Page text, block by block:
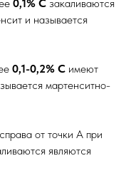
0,1% С закаливаются
и называется
0,1-0,2% С имеют
мартенситно-
от точки А при
являются